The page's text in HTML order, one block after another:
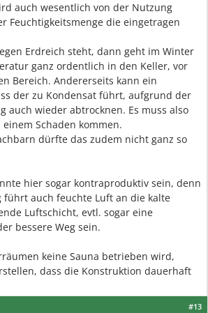
auch wesentlich von der Nutzung
Feuchtigkeitsmenge die eingetragen
Erdreich steht, dann geht im Winter
ganz ordentlich in den Keller, vor
Bereich. Andererseits kann ein
der zu Kondensat führt, aufgrund der
auch wieder abtrocknen. Es muss also
Schaden kommen.
dürfte das zudem nicht ganz so
hier sogar kontraproduktiv sein, denn
auch feuchte Luft an die kalte
Luftschicht, evtl. sogar eine
bessere Weg sein.
keine Sauna betrieben wird,
dass die Konstruktion dauerhaft
#13